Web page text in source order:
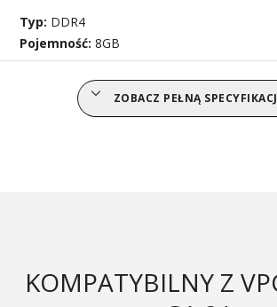
Typ: DDR4
Pojemność:8GB
ZOBACZ PEŁNĄ
KOMPATYBILNY Z